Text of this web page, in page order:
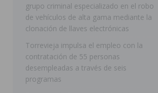
[ 07/08/2026 ] Orihuela
ORIHUELA
[ 07/08/2026 ]
Orihuela
Golf & Country Club
grupo criminal especializado en el robo
de vehículos de alta gama mediante la
clonación de llaves electrónicas
Torrevieja impulsa el empleo con la
contratación de 55 personas
desempleadas a través de seis
programas